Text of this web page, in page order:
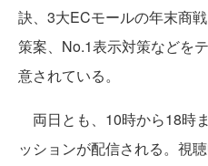
訣、3大ECモールの年末商
策案、No.1表示対策などを
意されている。
両日とも、10時から18時
ッションが配信される。視